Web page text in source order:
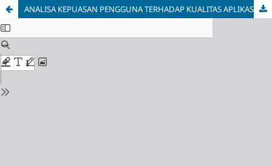
ANALISA KEPUASAN PENGGUNA TERHADAP KUALITAS APLIKASI TICKET MONITORING PT. INFRASTRUKTUR TELEKOMUNIKASI DENGAN METODE WEBQUAL